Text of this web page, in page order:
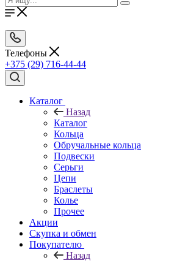
Телефоны
+375 (29) 716-44-44
Каталог
Назад
Каталог
Кольца
Обручальные кольца
Подвески
Серьги
Цепи
Браслеты
Колье
Прочее
Акции
Скупка и обмен
Покупателю
Назад